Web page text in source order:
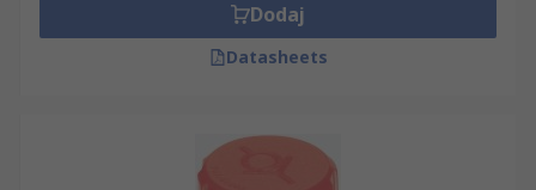
Dodaj
Datasheets